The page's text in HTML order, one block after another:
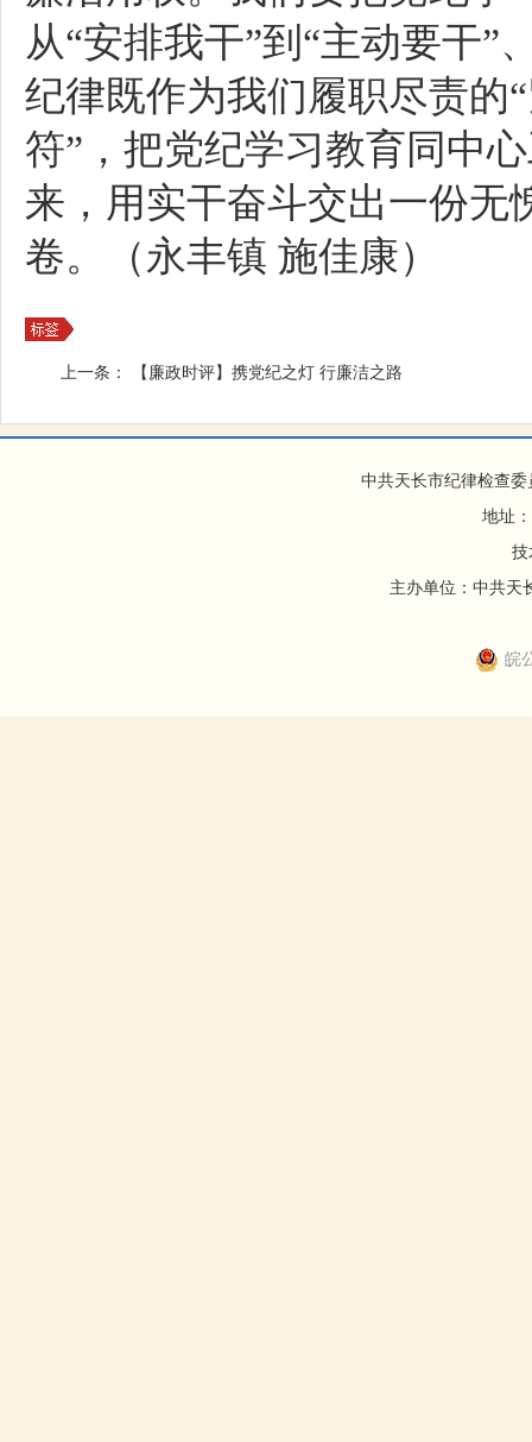
从“安排我干”到“主动要干”
纪律既作为我们履职尽责的
符”，把党纪学习教育同中
来，用实干奋斗交出一份无
卷。（永丰镇 施佳康）
上一条： 【廉政时评】携党纪之灯 行廉洁之路
中共天长市纪律检查
地址
技
主办单位：中共天
皖